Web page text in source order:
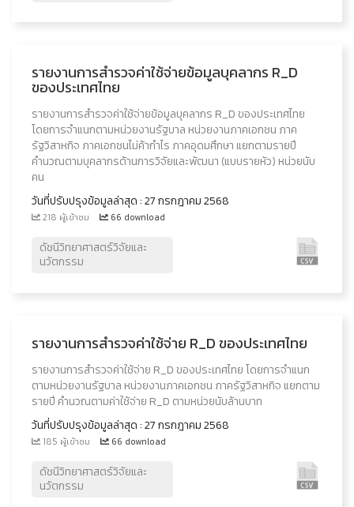
รายงานการสำรวจค่าใช้จ่ายข้อมูลบุคลากร R_D
ของประเทศไทย
รายงานการสำรวจค่าใช้จ่ายข้อมูลบุคลากร R_D ของประเทศไทย
โดยการจำแนกตามหน่วยงานรัฐบาล หน่วยงานภาคเอกชน ภาค
รัฐวิสาหกิจ ภาคเอกชนไม่ค้ากำไร ภาคอุดมศึกษา แยกตามรายปี
คำนวณตามบุคลากรด้านการวิจัยและพัฒนา (แบบรายหัว) หน่วยนับ
คน
วันที่ปรับปรุงข้อมูลล่าสุด : 27 กรกฎาคม 2568
218 ผู้เข้าชม 66 download
ดัชนีวิทยาศาสตร์วิจัยและ
นวัตกรรม
รายงานการสำรวจค่าใช้จ่าย R_D ของประเทศไทย
รายงานการสำรวจค่าใช้จ่าย R_D ของประเทศไทย โดยการจำแนก
ตามหน่วยงานรัฐบาล หน่วยงานภาคเอกชน ภาครัฐวิสาหกิจ แยกตาม
รายปี คำนวณตามค่าใช้จ่าย R_D ตามหน่วยนับล้านบาท
วันที่ปรับปรุงข้อมูลล่าสุด : 27 กรกฎาคม 2568
185 ผู้เข้าชม 66 download
ดัชนีวิทยาศาสตร์วิจัยและ
นวัตกรรม